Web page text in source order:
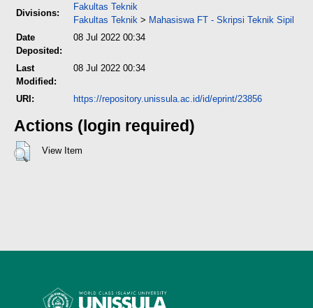
Divisions:
Fakultas Teknik
Fakultas Teknik > Mahasiswa FT - Skripsi Teknik Sipil
Date
Deposited:
08 Jul 2022 00:34
Last
Modified:
08 Jul 2022 00:34
URI: https://repository.unissula.ac.id/id/eprint/23856
Actions (login required)
View Item